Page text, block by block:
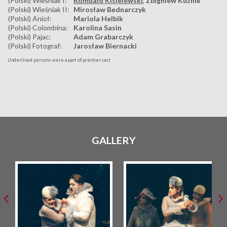
(Polski) Wieśniak II: Mirosław Bednarczyk
(Polski) Anioł:
Mariola Helbik
(Polski) Colombina:
Karolina Sasin
(Polski) Pajac:
Adam Grabarczyk
(Polski) Fotograf:
Jarosław Biernacki
Underlined persons were a part of premier cast
GALLERY